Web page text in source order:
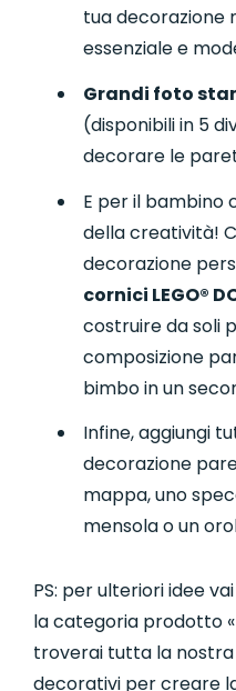
tua decorazione
essenziale e
Grandi foto
(disponibili in 5
decorare le
E per il bambino
della creatività!
decorazione
cornici LEGO®
costruire da soli
composizione
bimbo in un
Infine, aggiungi
decorazione
mappa, uno
mensola o un
PS: per ulteriori idee
la categoria prodotto
troverai tutta la
decorativi per creare